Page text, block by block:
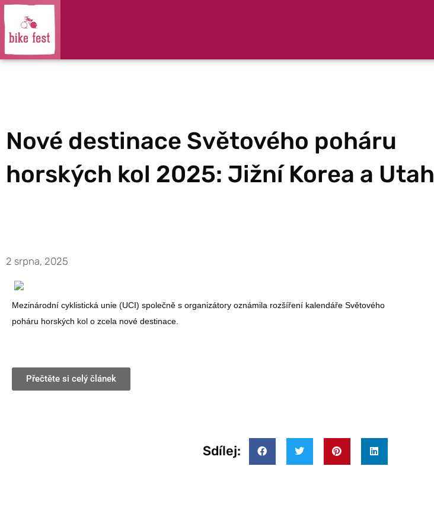
Nové destinace Světového poháru
horských kol 2025: Jižní Korea a Utah
2 srpna, 2025
Mezinárodní cyklistická unie (UCI) společně s organizátory oznámila rozšíření kalendáře Světového
poháru horských kol o zcela nové destinace.
Přečtěte si celý článek
Sdílej: